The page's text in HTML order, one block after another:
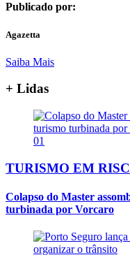
Publicado por:
Agazetta
Saiba Mais
+ Lidas
01
TURISMO EM
Colapso do Master
turbinada por Vorcaro